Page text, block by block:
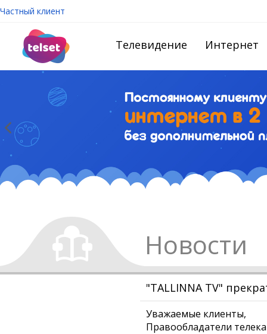
Частный клиент
Телевидение Интернет
Новости
"TALLINNA TV"
Уважаемые клиенты,
Правообладатели